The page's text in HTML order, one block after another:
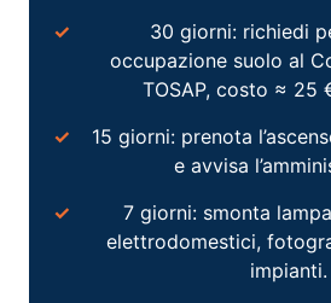
30 giorni: richiedi
occupazione suolo al
TOSAP, costo ≈ 25
15 giorni: prenota
e avvisa
7 giorni: smonta
elettrodomestici,
impianti.